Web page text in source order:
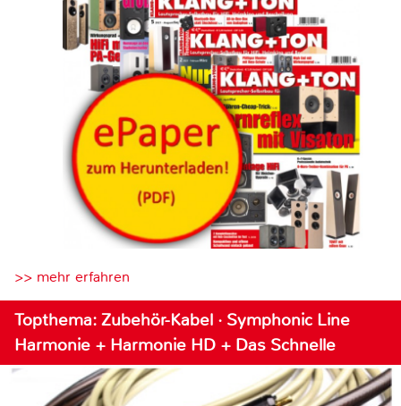
>> mehr erfahren
Topthema: Zubehör-Kabel · Symphonic Line
Harmonie + Harmonie HD + Das Schnelle